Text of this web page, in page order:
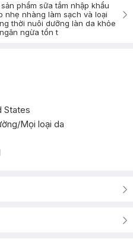
phẩm sữa tắm nhập khẩu
nhẹ nhàng làm sạch và loại
thời nuôi dưỡng làn da khỏe
ngừa tổn t
States
Mọi loại da